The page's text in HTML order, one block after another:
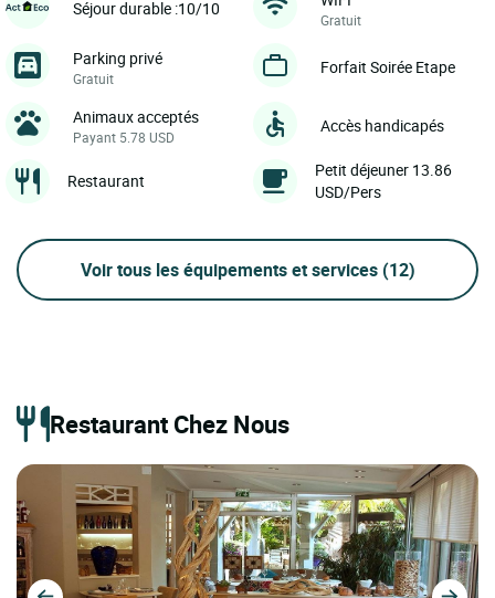
Séjour durable :10/10
Gratuit
Parking privé
Gratuit
Forfait Soirée Etape
Animaux acceptés
Payant 5.78 USD
Accès handicapés
Restaurant
Petit déjeuner 13.86
USD/Pers
Voir tous les équipements et services (12)
Restaurant Chez Nous